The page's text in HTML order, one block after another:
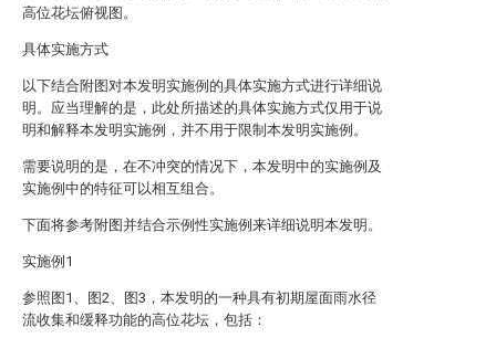
高位花坛俯视图。
具体实施方式
以下结合附图对本发明实施例的具体实施方式进行详细说
明。应当理解的是，此处所描述的具体实施方式仅用于说
明和解释本发明实施例，并不用于限制本发明实施例。
需要说明的是，在不冲突的情况下，本发明中的实施例及
实施例中的特征可以相互组合。
下面将参考附图并结合示例性实施例来详细说明本发明。
实施例1
参照图1、图2、图3，本发明的一种具有初期屋面雨水径
流收集和缓释功能的高位花坛，包括：